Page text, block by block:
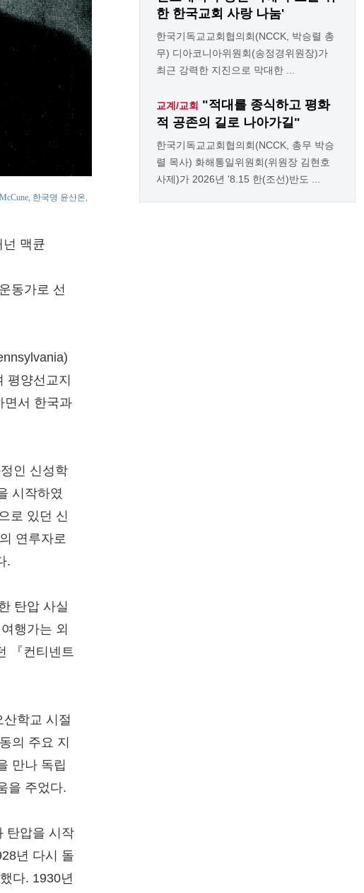
한국명 윤산온,
맥큔
동가로 선
평양선교지
면서 한국과
인 신성학
시작하였
로 있던 신
연루자로
.
탄압 사실
행가는 외
『컨티넨트
학교 시절
의 주요 지
만나 독립
을 주었다.
탄압을 시작
년 다시 돌
다. 1930년
한 한국교회 사랑 나눔'
한국기독교교회협의회(NCCK, 박승렬 총
무) 디아코니아위원회(송정경위원장)가
최근 강력한 지진으로 막대한 ...
교계/교회 "적대를 종식하고 평화
적 공존의 길로 나아가길"
한국기독교교회협의회(NCCK, 총무 박승
렬 목사) 화해통일위원회(위원장 김현호
사제)가 2026년 '8.15 한(조선)반도 ...